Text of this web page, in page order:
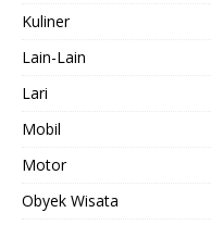
Kuliner
Lain-Lain
Lari
Mobil
Motor
Obyek Wisata